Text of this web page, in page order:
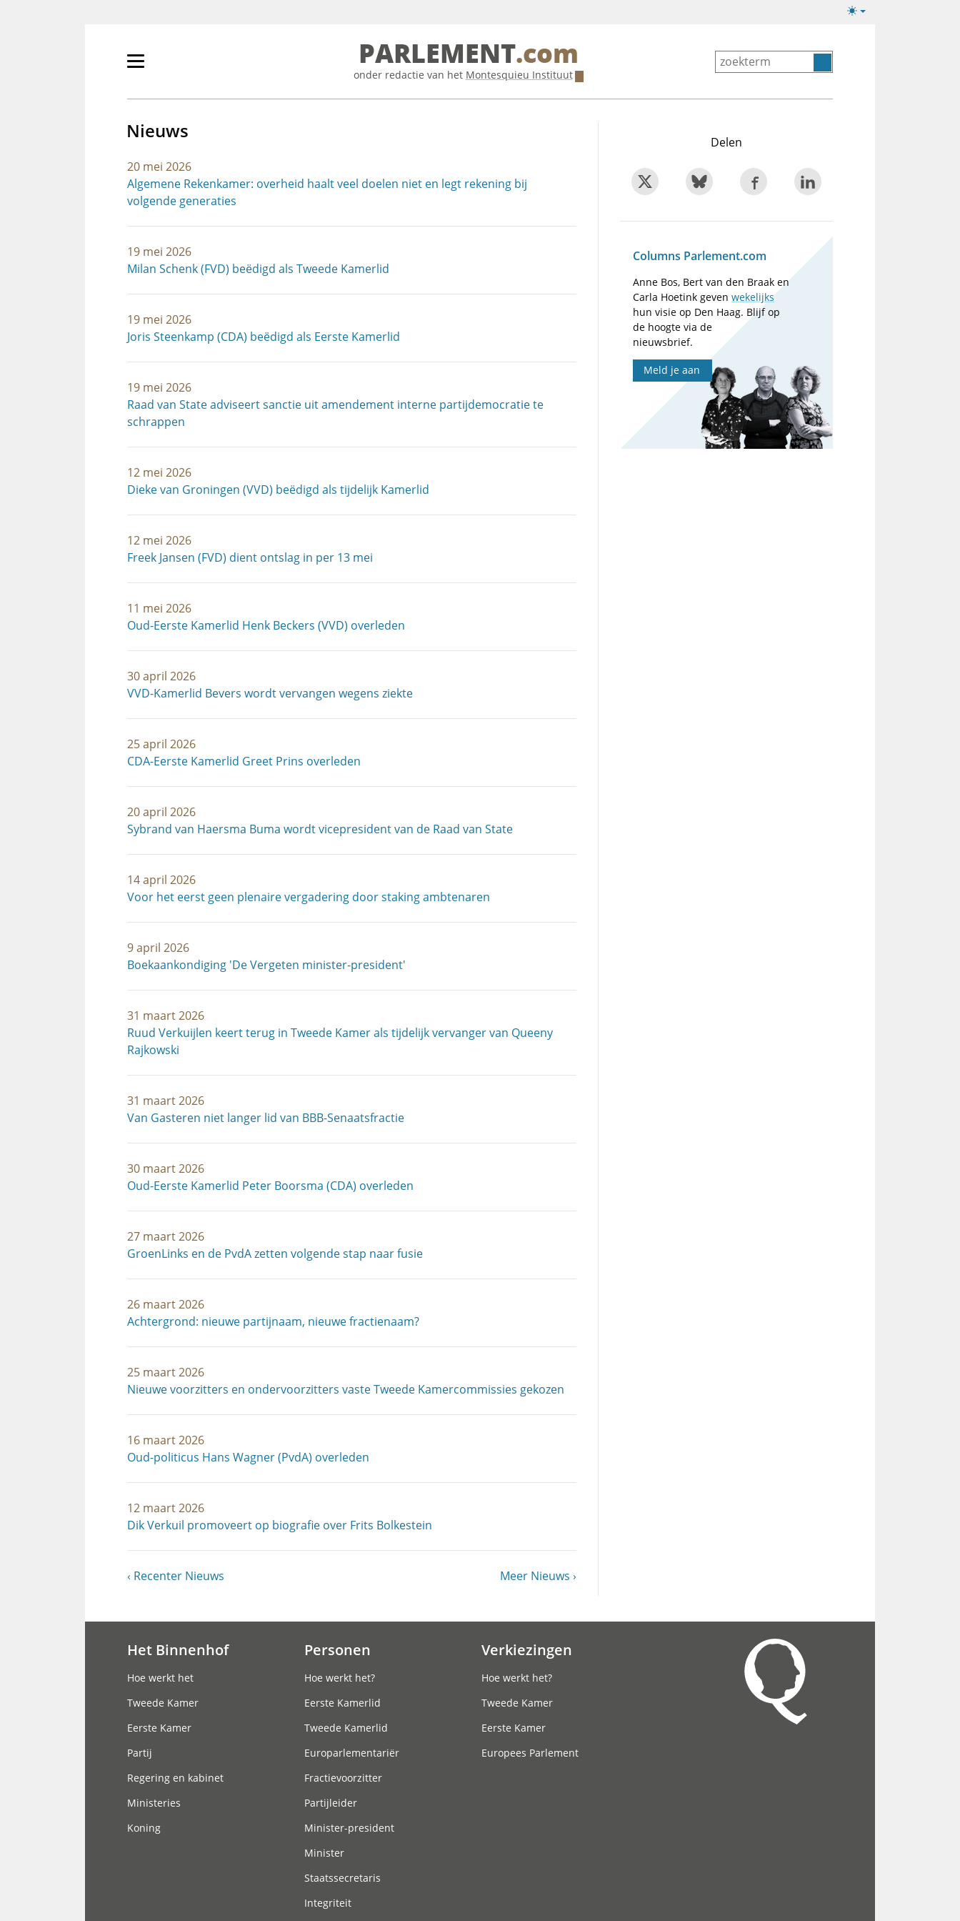
Lichte/donkere
Primair
tonen/verbergen
PARLEMENT.com
onder redactie van het Montesquieu Instituut
Nieuws
20 mei 2026
Algemene Rekenkamer: overheid haalt veel doelen niet en legt rekening bij
volgende generaties
19 mei 2026
Milan Schenk (FVD) beëdigd als Tweede Kamerlid
19 mei 2026
Joris Steenkamp (CDA) beëdigd als Eerste Kamerlid
19 mei 2026
Raad van State adviseert sanctie uit amendement interne partijdemocratie te
schrappen
12 mei 2026
Dieke van Groningen (VVD) beëdigd als tijdelijk Kamerlid
12 mei 2026
Freek Jansen (FVD) dient ontslag in per 13 mei
11 mei 2026
Oud-Eerste Kamerlid Henk Beckers (VVD) overleden
30 april 2026
VVD-Kamerlid Bevers wordt vervangen wegens ziekte
25 april 2026
CDA-Eerste Kamerlid Greet Prins overleden
20 april 2026
Sybrand van Haersma Buma wordt vicepresident van de Raad van State
14 april 2026
Voor het eerst geen plenaire vergadering door staking ambtenaren
9 april 2026
Boekaankondiging 'De Vergeten minister-president'
31 maart 2026
Ruud Verkuijlen keert terug in Tweede Kamer als tijdelijk vervanger van Queeny
Rajkowski
31 maart 2026
Van Gasteren niet langer lid van BBB-Senaatsfractie
30 maart 2026
Oud-Eerste Kamerlid Peter Boorsma (CDA) overleden
27 maart 2026
GroenLinks en de PvdA zetten volgende stap naar fusie
26 maart 2026
Achtergrond: nieuwe partijnaam, nieuwe fractienaam?
25 maart 2026
Nieuwe voorzitters en ondervoorzitters vaste Tweede Kamercommissies gekozen
16 maart 2026
Oud-politicus Hans Wagner (PvdA) overleden
12 maart 2026
Dik Verkuil promoveert op biografie over Frits Bolkestein
Vorige
Recenter Nieuws
Volgende
Meer Nieuws
Delen
Columns Parlement.com
Anne Bos, Bert van den Braak en
Carla Hoetink gevenwekelijks
hun visie op Den Haag. Blijf op
de hoogte via de
nieuwsbrief.
Meld je aan
Het Binnenhof
Hoe werkt het
Tweede Kamer
Eerste Kamer
Partij
Regering en kabinet
Ministeries
Koning
Personen
Hoe werkt het?
Eerste Kamerlid
Tweede Kamerlid
Europarlementariër
Fractievoorzitter
Partijleider
Minister-president
Minister
Staatssecretaris
Integriteit
Verkiezingen
Hoe werkt het?
Tweede Kamer
Eerste Kamer
Europees Parlement